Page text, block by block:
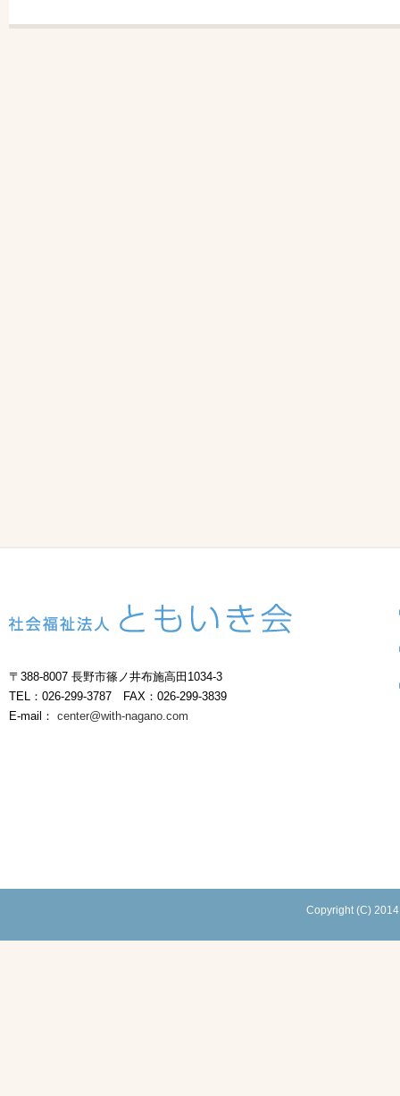
〒388-8007 長野市篠ノ井布施高田1034-3
TEL：026-299-3787 FAX：026-299-3839
E-mail： center@with-nagano.com
Copyright (C)